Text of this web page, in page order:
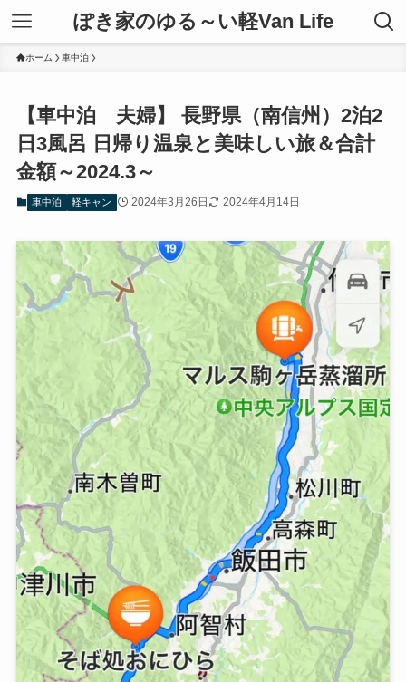
ぽき家のゆる～い軽Van Life
ホーム 車中泊
【車中泊 夫婦】 長野県（南信州）2泊2
日3風呂 日帰り温泉と美味しい旅＆合計
金額～2024.3～
車中泊 軽キャン 2024年3月26日 2024年4月14日